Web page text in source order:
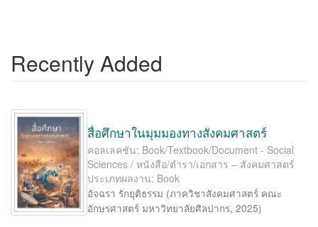
Recently Added
สื่อศึกษาในมุมมองทางสังคมศาสตร์
คอลเลคชัน: Book/Textbook/Document - Social
Sciences / หนังสือ/ตำรา/เอกสาร – สังคมศาสตร์
ประเภทผลงาน: Book
อัจฉรา รักยุติธรรม (ภาควิชาสังคมศาสตร์ คณะ
อักษรศาสตร์ มหาวิทยาลัยศิลปากร, 2025)